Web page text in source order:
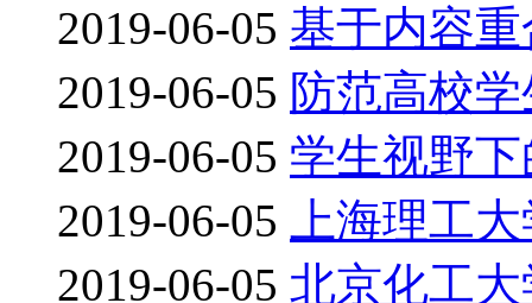
2019-06-05 基于内容
2019-06-05 防范高校
2019-06-05 学生视野
2019-06-05
上海理工
2019-06-05 北京化工